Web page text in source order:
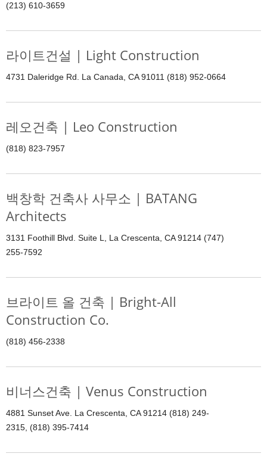
(213) 610-3659
라이트건설 | Light Construction
4731 Daleridge Rd. La Canada, CA 91011 (818) 952-0664
레오건축 | Leo Construction
(818) 823-7957
백창학 건축사 사무소 | BATANG
Architects
3131 Foothill Blvd. Suite L, La Crescenta, CA 91214 (747)
255-7592
브라이트 올 건축 | Bright-All
Construction Co.
(818) 456-2338
비너스건축 | Venus Construction
4881 Sunset Ave. La Crescenta, CA 91214 (818) 249-
2315, (818) 395-7414